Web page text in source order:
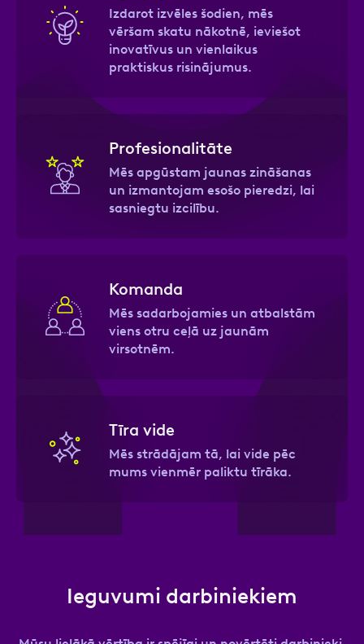
Izdarot izvēles šodien, mēs
vēršam skatu nākotnē, ieviešot
inovatīvus un vienlaikus
praktiskus risinājumus.
Profesionalitāte
Mēs apgūstam jaunas zināšanas
un izmantojam esošo pieredzi, lai
sasniegtu izcilību.
Komanda
Mēs sadarbojamies un atbalstām
viens otru ceļā uz jaunām
virsotnēm.
Tīra vide
Mēs strādājam tā, lai vide pēc
mums vienmēr paliktu tīrāka.
Ieguvumi darbiniekiem